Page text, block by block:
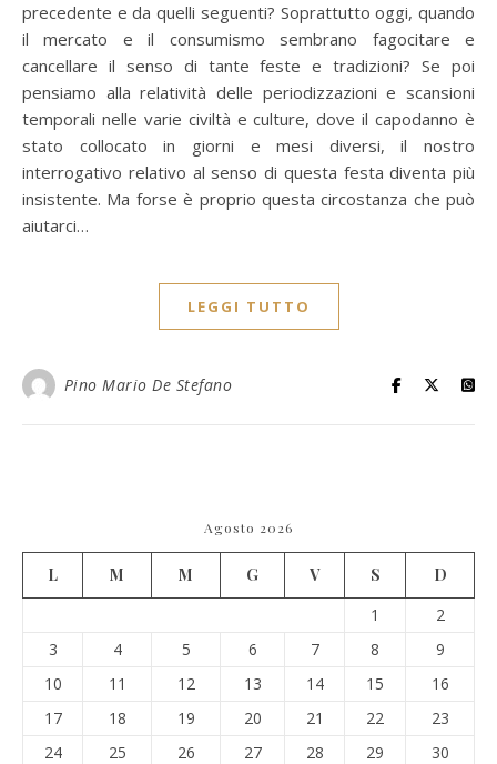
precedente e da quelli seguenti? Soprattutto oggi, quando
il mercato e il consumismo sembrano fagocitare e
cancellare il senso di tante feste e tradizioni? Se poi
pensiamo alla relatività delle periodizzazioni e scansioni
temporali nelle varie civiltà e culture, dove il capodanno è
stato collocato in giorni e mesi diversi, il nostro
interrogativo relativo al senso di questa festa diventa più
insistente. Ma forse è proprio questa circostanza che può
aiutarci…
LEGGI TUTTO
Pino Mario De Stefano
Agosto 2026
L M M G V S
D
1
2
3
4 5 6 7 8
9
10
11 12 13 14 15
16
17
18 19 20 21 22
23
24
25 26 27 28 29
30